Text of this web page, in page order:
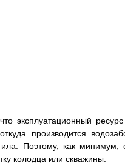
эксплуатационный
производится
ила. Поэтому, как
колодца или скважины.